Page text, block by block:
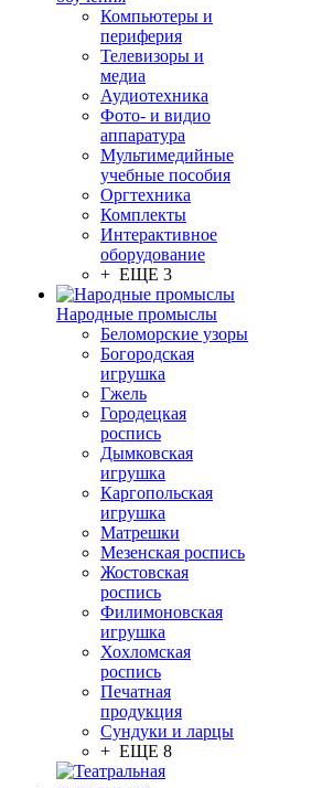
Компьютеры и
периферия
Телевизоры и
медиа
Аудиотехника
Фото- и видио
аппаратура
Мультимедийные
учебные пособия
Оргтехника
Комплекты
Интерактивное
оборудование
+ ЕЩЕ 3
Народные промыслы
Беломорские узоры
Богородская
игрушка
Гжель
Городецкая
роспись
Дымковская
игрушка
Каргопольская
игрушка
Матрешки
Мезенская роспись
Жостовская
роспись
Филимоновская
игрушка
Хохломская
роспись
Печатная
продукция
Сундуки и ларцы
+ ЕЩЕ 8